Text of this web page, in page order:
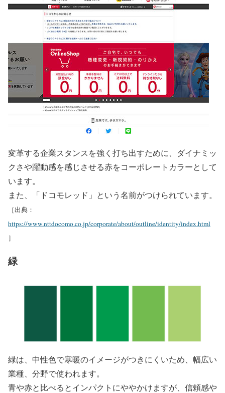
変革する企業スタンスを強く打ち出すために、ダイナミッ
クさや躍動感を感じさせる赤をコーポレートカラーとして
います。
また、「ドコモレッド」という名前がつけられています。
［出典：
https://www.nttdocomo.co.jp/corporate/about/outline/identity/index.html
］
緑
緑は、中性色で寒暖のイメージがつきにくいため、幅広い
業種、分野で使われます。
青や赤と比べるとインパクトにややかけますが、信頼感や